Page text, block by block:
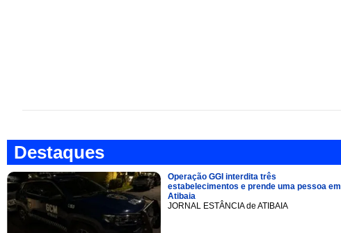
Destaques
Operação GGI interdita três
estabelecimentos e prende uma pessoa em
Atibaia
JORNAL ESTÂNCIA de ATIBAIA